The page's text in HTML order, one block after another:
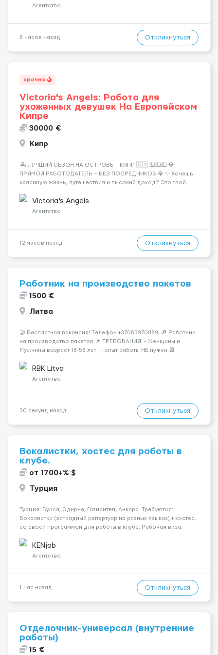
Требования: ✔️ Возраст от ...
Агентство
8 часов назад Откликнуться
срочно
Victoria's Angels: Работа для
ухоженных девушек На Европейском
Кипре
30000 €
Кипр
🏝️ ЛУЧШИЙ СЕЗОН НА ОСТРОВЕ — КИПР 🇨🇾 💶💶💶 💎
ПРЯМОЙ РАБОТОДАТЕЛЬ — БЕЗ ПОСРЕДНИКОВ 💎 ✨ Хочешь
красивую жизнь, путешествия и высокий доход? Это твой
Опытная команда с годами практики — Стабильный поток
клиентов (без ...
Victoria's Angels
Агентство
12 часов назад Откликнуться
Работник на производство пакетов
1500 €
Литва
🤝 Бесплатная вакансия! Tелефон +37063970889, 🔎 Работник
на производство пакетов 📌 ТРЕБОВАНИЯ: - Женщины и
Мужчины возраст 18-58 лет - опыт работы НЕ нужен 📆
зависимости от отдела и должност...
RBK Litva
Агентство
20 секунд назад Откликнуться
Вокалистки, хостес для работы в
клубе.
от 1700+% $
Турция
Турция: Бурса, Эдирне, Газиантеп, Анкара. Требуются:
Вокалистки (эстрадный репертуар на разных языках) + хостеc,
со своей программой для работы в клубе. Рабочая виза.
одного до трех месяцев. Мед. страховка. Высокая зарплат...
KENjob
Агентство
1 час назад Откликнуться
Отделочник-универсал (внутренние
работы)
15 €